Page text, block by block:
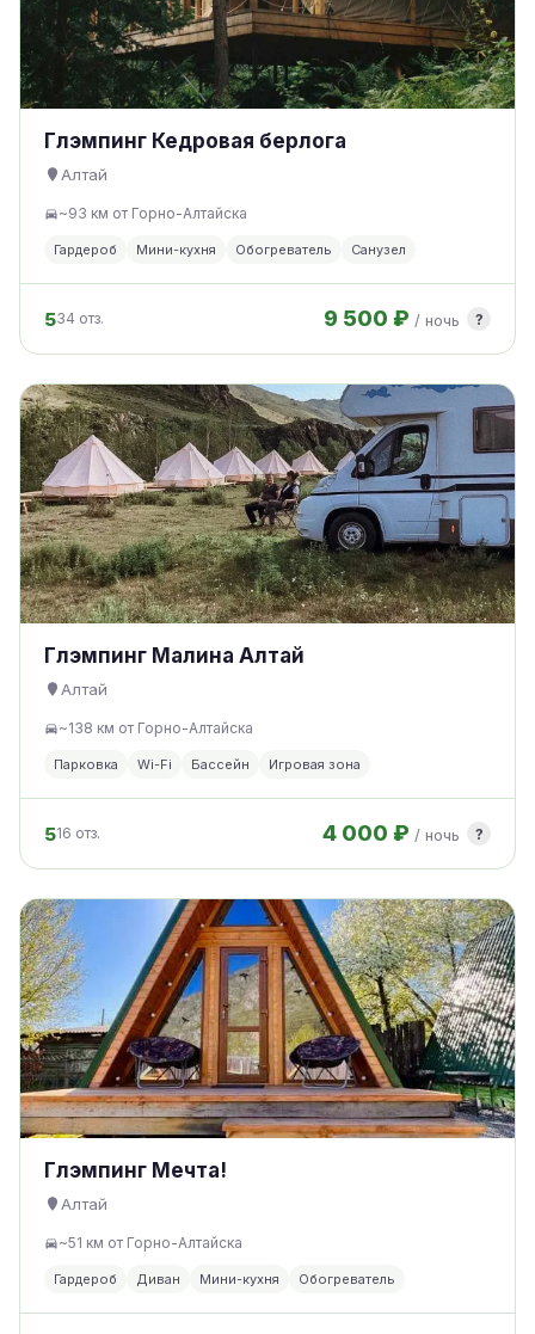
Глэмпинг Кедровая берлога
Алтай
~93 км от Горно-Алтайска
Гардероб Мини-кухня Обогреватель Санузел
534 отз. 9 500 ₽ / ночь ?
Глэмпинг Малина Алтай
Алтай
~138 км от Горно-Алтайска
Парковка Wi-Fi Бассейн Игровая зона
516 отз. 4 000 ₽ / ночь ?
Глэмпинг Мечта!
Алтай
~51 км от Горно-Алтайска
Гардероб Диван Мини-кухня Обогреватель